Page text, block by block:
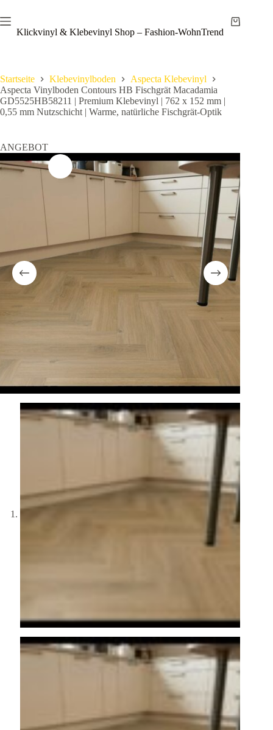
Inhalt
springenKlickvinyl & Klebevinyl Shop – Fashion-WohnTrend
Warenkorb
Startseite Klebevinylboden
Aspecta Klebevinyl
Aspecta Vinylboden Contours HB Fischgrät Macadamia
GD5525HB58211 | Premium Klebevinyl | 762 x 152 mm |
0,55 mm Nutzschicht | Warme, natürliche Fischgrät-Optik
ANGEBOT